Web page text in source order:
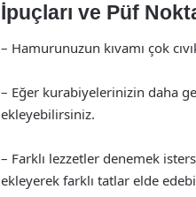
İpuçları ve Püf
– Hamurunuzun kıvamı çok
– Eğer kurabiyelerinizin daha
ekleyebilirsiniz.
– Farklı lezzetler denemek
ekleyerek farklı tatlar elde